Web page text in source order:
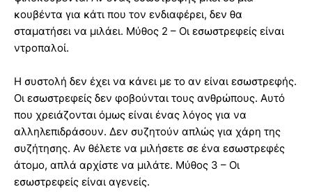
κουβέντα για κάτι που τον ενδιαφέρει, δεν θα
σταματήσει να μιλάει. Μύθος 2 – Οι εσωστρεφείς είναι
ντροπαλοί.
Η συστολή δεν έχει να κάνει με το αν είναι εσωστρεφής.
Οι εσωστρεφείς δεν φοβούνται τους ανθρώπους. Αυτό
που χρειάζονται όμως είναι ένας λόγος για να
αλληλεπιδράσουν. Δεν συζητούν απλώς για χάρη της
συζήτησης. Αν θέλετε να μιλήσετε σε ένα εσωστρεφές
άτομο, απλά αρχίστε να μιλάτε. Μύθος 3 – Οι
εσωστρεφείς είναι αγενείς.